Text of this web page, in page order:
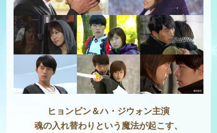
ヒョンビン＆ハ・ジウォン主演
魂の入れ替わりという魔法が起こす、